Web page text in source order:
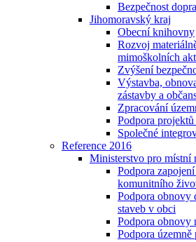
Bezpečnost
Jihomoravský kraj
Obecní knihovny
Rozvoj
mimoškolních
Zvýšení
Výstavba,
zástavby a
Zpracování
Podpora
Společné
Reference 2016
Ministerstvo pro místní
Podpora
komunitního
Podpora obnovy
staveb v obci
Podpora obnovy
Podpora